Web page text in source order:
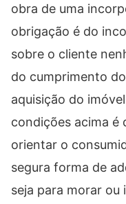
obra de uma
obrigação é do
sobre o cliente
do cumprimento
aquisição do
condições acima é
orientar o
segura forma de
seja para morar